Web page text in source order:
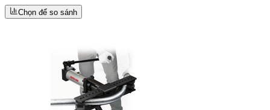
Chọn để so sánh